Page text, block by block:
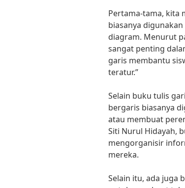
Pertama-tama, kita
biasanya
diagram. Menurut
sangat penting
garis membantu
teratur.”
Selain buku tulis
bergaris biasanya
atau membuat
Siti Nurul Hidayah,
mengorganisir
mereka.
Selain itu, ada juga